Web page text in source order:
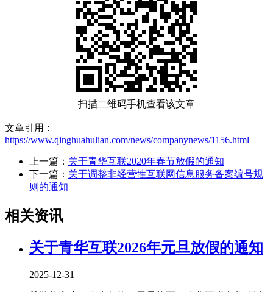
扫描二维码手机查看该文章
文章引用：
https://www.qinghuahulian.com/news/companynews/1156.html
上一篇： 关于青华互联2020年春节放假的通知
下一篇： 关于调整非经营性互联网信息服务备案编号规
则的通知
相关资讯
关于青华互联2026年元旦放假的通知
2025-12-31